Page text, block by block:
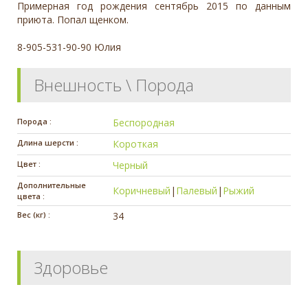
Примерная год рождения сентябрь 2015 по данным
приюта. Попал щенком.
8-905-531-90-90 Юлия
Внешность \ Порода
Порода : Беспородная
Длина шерсти : Короткая
Цвет : Черный
Дополнительные
цвета :
Коричневый | Палевый | Рыжий
Вес (кг) : 34
Здоровье